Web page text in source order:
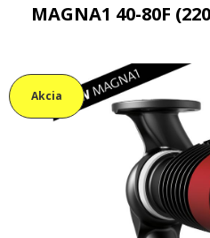
MAGNA1 40-80F
Akcia